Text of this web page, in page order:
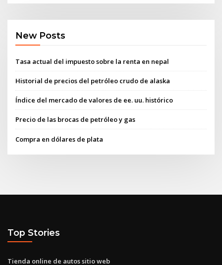
New Posts
Tasa actual del impuesto sobre la renta en nepal
Historial de precios del petróleo crudo de alaska
Índice del mercado de valores de ee. uu. histórico
Precio de las brocas de petróleo y gas
Compra en dólares de plata
Top Stories
Tienda online de autos sitio web